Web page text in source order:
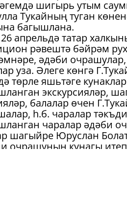
шигырь утым
Тукайның туган
багышлана.
апрельдә татар
рәвештә бәйрәм
әдәби
уза. Әлеге көнгә
төрле яшьтәге
экскурсияләр,
балалар өчен
һ.б. чаралар
чаралар әдәби
шагыйре Юруслан
очрашуның кунагы итеп